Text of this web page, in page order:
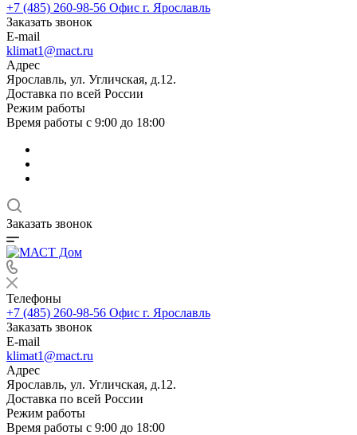
+7 (485) 260-98-56 Офис г. Ярославль
Заказать звонок
E-mail
klimat1@mact.ru
Адрес
Ярославль, ул. Угличская, д.12.
Доставка по всей России
Режим работы
Время работы с 9:00 до 18:00
Заказать звонок
Телефоны
+7 (485) 260-98-56 Офис г. Ярославль
Заказать звонок
E-mail
klimat1@mact.ru
Адрес
Ярославль, ул. Угличская, д.12.
Доставка по всей России
Режим работы
Время работы с 9:00 до 18:00